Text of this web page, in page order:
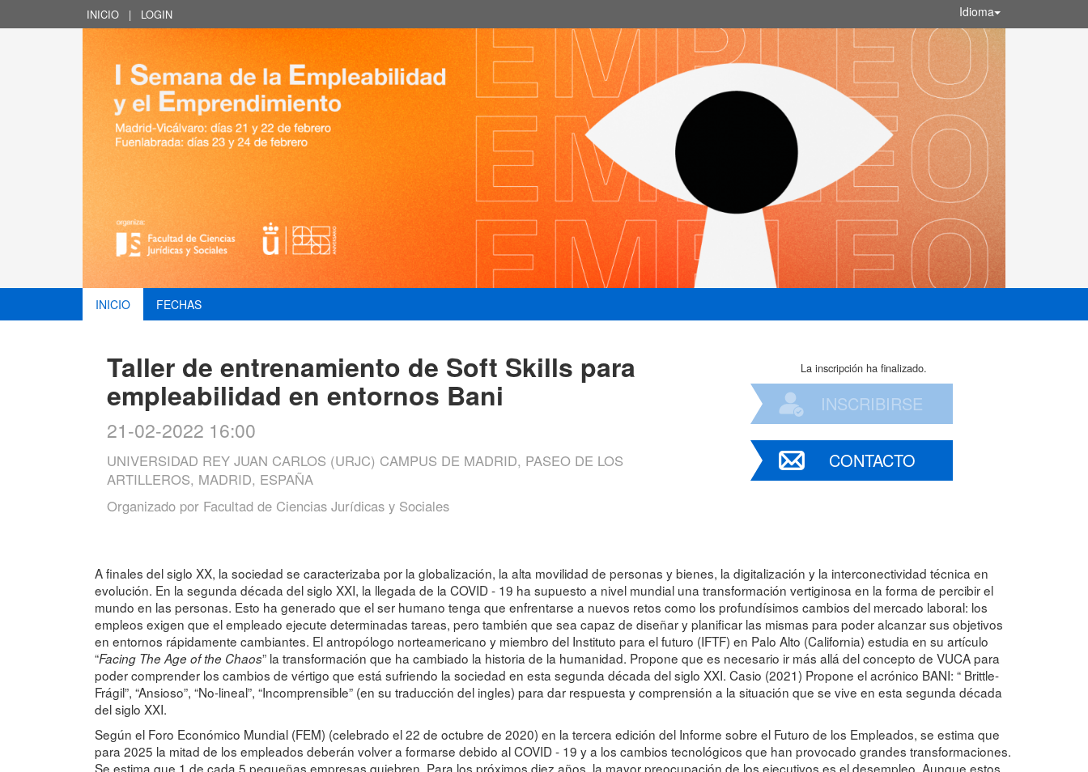
INICIO | LOGIN Idioma
INICIO FECHAS
Taller de entrenamiento de Soft Skills para
empleabilidad en entornos Bani
21-02-2022 16:00
UNIVERSIDAD REY JUAN CARLOS (URJC) CAMPUS DE MADRID, PASEO DE LOS
ARTILLEROS, MADRID, ESPAÑA
Organizado por Facultad de Ciencias Jurídicas y Sociales
La inscripción ha finalizado.
INSCRIBIRSE
CONTACTO
A finales del siglo XX, la sociedad se caracterizaba por la globalización, la alta movilidad de personas y bienes, la digitalización y la interconectividad técnica en
evolución. En la segunda década del siglo XXI, la llegada de la COVID - 19 ha supuesto a nivel mundial una transformación vertiginosa en la forma de percibir el
mundo en las personas. Esto ha generado que el ser humano tenga que enfrentarse a nuevos retos como los profundísimos cambios del mercado laboral: los
empleos exigen que el empleado ejecute determinadas tareas, pero también que sea capaz de diseñar y planificar las mismas para poder alcanzar sus objetivos
en entornos rápidamente cambiantes. El antropólogo norteamericano y miembro del Instituto para el futuro (IFTF) en Palo Alto (California) estudia en su artículo
“Facing The Age of the Chaos” la transformación que ha cambiado la historia de la humanidad. Propone que es necesario ir más allá del concepto de VUCA para
poder comprender los cambios de vértigo que está sufriendo la sociedad en esta segunda década del siglo XXI. Casio (2021) Propone el acrónico BANI: “ Brittle-
Frágil”, “Ansioso”, “No-lineal”, “Incomprensible” (en su traducción del ingles) para dar respuesta y comprensión a la situación que se vive en esta segunda década
del siglo XXI.
Según el Foro Económico Mundial (FEM) (celebrado el 22 de octubre de 2020) en la tercera edición del Informe sobre el Futuro de los Empleados, se estima que
para 2025 la mitad de los empleados deberán volver a formarse debido al COVID - 19 y a los cambios tecnológicos que han provocado grandes transformaciones.
Se estima que 1 de cada 5 pequeñas empresas quiebren. Para los próximos diez años, la mayor preocupación de los ejecutivos es el desempleo. Aunque estos